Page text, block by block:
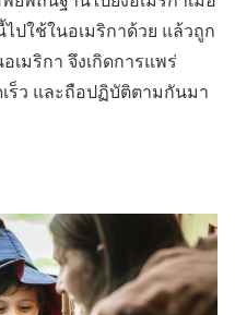
ปใช้ในอเมริกาด้วย แล้วถูก
เมริกา จึงเกิดการแพร่
เร็ว และถือปฏิบัติตามกันมา